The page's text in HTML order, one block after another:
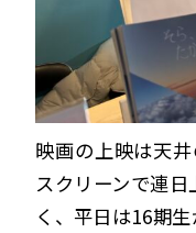
映画の上映は天
スクリーンで連
く、平日は16期